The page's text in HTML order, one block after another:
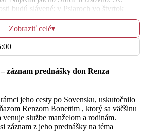
budú slávené: v Psiaroch vo štvrtok
v piatok o 18.00 hod
– bazilike v piatok o 18.00 hodine.
na verejnom recitovaní modlitby –
získať za obvyklých podmienok úplné
pomôcť prekonať nedobrú finančnú
7433 7706
do pokladničky vo vstupe do
úprimné Pán Boh odmeň všetkým
farnosti pomohli svojim milodarom.
Zobraziť celé▾
záznam prednášky don Renza
jeho cesty po Sovensku, uskutočnilo
Renzom Bonettim , ktorý sa väčšinu
službe manželom a rodinám.
záznam z jeho prednášky na téma